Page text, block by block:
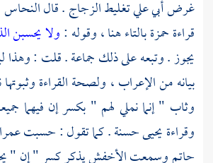
غرض أبي علي تغليطالزجاج. قالالنحاس
قراءةحمزةبالتاء هنا ، وقوله :ولا يحسبن
يجوز . وتبعه على ذلك جماعة . قلت : وهذا
بيانه من الإعراب ، ولصحة القراءة
وثاب " إنما نملي لهم " بكسر إن فيهما
وقراءةيحيىحسنة . كما تقول : حسبت
حاتموسمعتالأخفشيذكر كسر " إن "